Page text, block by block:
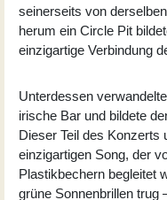
seinerseits von
herum ein Circle Pit
einzigartige Verbindung
Unterdessen
irische Bar und bildete
Dieser Teil des Konzerts
einzigartigen Song, der
Plastikbechern begleitet
grüne Sonnenbrillen trug